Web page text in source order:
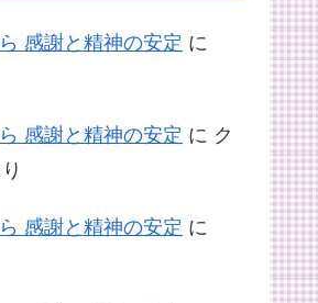
感謝と精神の安定 に
感謝と精神の安定 に ク
感謝と精神の安定 に